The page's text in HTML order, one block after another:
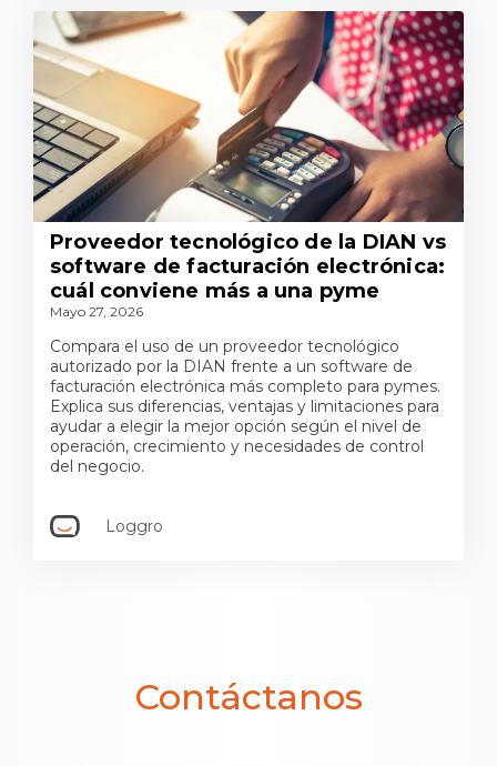
Proveedor tecnológico de la DIAN vs
software de facturación electrónica:
cuál conviene más a una pyme
Mayo 27, 2026
Compara el uso de un proveedor tecnológico
autorizado por la DIAN frente a un software de
facturación electrónica más completo para pymes.
Explica sus diferencias, ventajas y limitaciones para
ayudar a elegir la mejor opción según el nivel de
operación, crecimiento y necesidades de control
del negocio.
Loggro
Contáctanos